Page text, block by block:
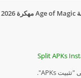
Split APKs